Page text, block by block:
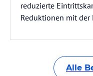
reduzierte
Reduktionen mit der
Alle